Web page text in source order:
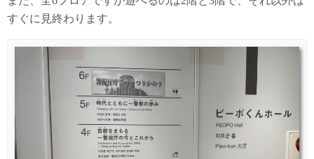
すぐに見終わります。